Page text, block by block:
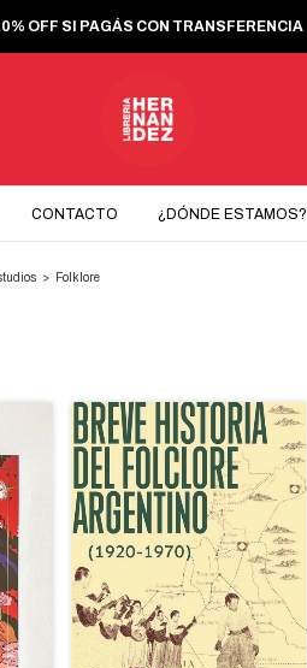
OFF SI PAGÁS CON TRANSFERENCIA
CONTACTO ¿DÓNDE ESTAMOS?
> Folklore